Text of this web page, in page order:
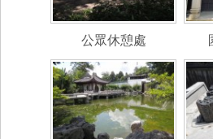
公眾休憩處